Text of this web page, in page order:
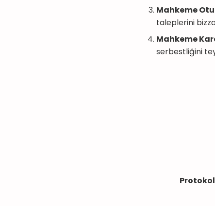
Mahkeme
taleplerini
Mahkeme
serbestliğini